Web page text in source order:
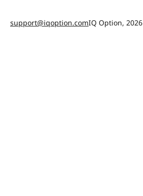
support@iqoption.comIQ Option, 2026